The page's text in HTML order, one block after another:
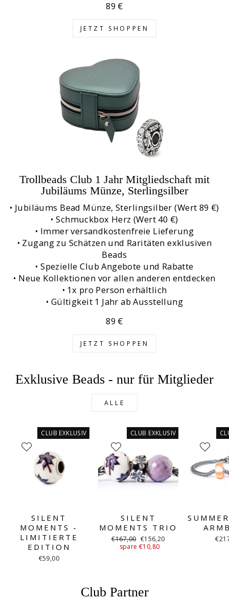
89 €
JETZT SHOPPEN
Trollbeads Club 1 Jahr Mitgliedschaft mit
Jubiläums Münze, Sterlingsilber
• Jubiläums Bead Münze, Sterlingsilber (Wert 89 €)
• Schmuckbox Herz (Wert 40 €)
• Immer versandkostenfreie Lieferung
• Zugang zu Schätzen und Raritäten exklusiven
Beads
• Spezielle Club Angebote und Rabatte
• Neue Kollektionen vor allen anderen entdecken
• 1x pro Person erhältlich
• Gültigkeit 1 Jahr ab Ausstellung
89 €
JETZT SHOPPEN
Exklusive Beads - nur für Mitglieder
ALLE
CLUB EXKLUSIV
SILENT
MOMENTS -
LIMITIERTE
EDITION
€59,00
CLUB EXKLUSIV
SILENT
MOMENTS TRIO
Normaler
Preis
€167,00 Sonderpreis
€156,20
spare €10,80
Club Partner